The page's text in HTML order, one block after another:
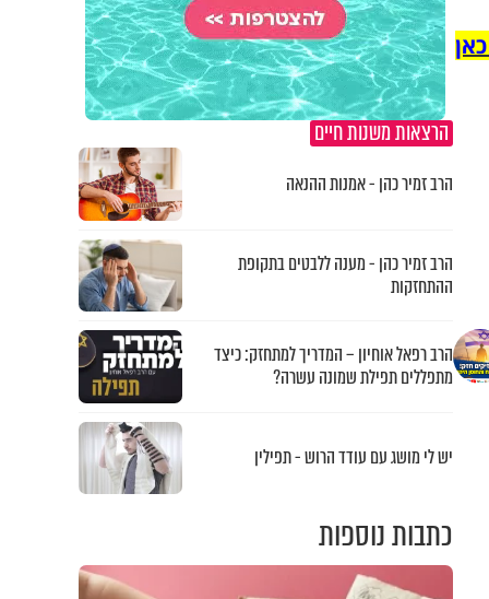
הרצאות משנות חיים
הרב זמיר כהן - אמנות ההנאה
הרב זמיר כהן - מענה ללבטים בתקופת
ההתחזקות
הרב רפאל אוחיון – המדריך למתחזק: כיצד
מתפללים תפילת שמונה עשרה?
יש לי מושג עם עודד הרוש - תפילין
כתבות נוספות